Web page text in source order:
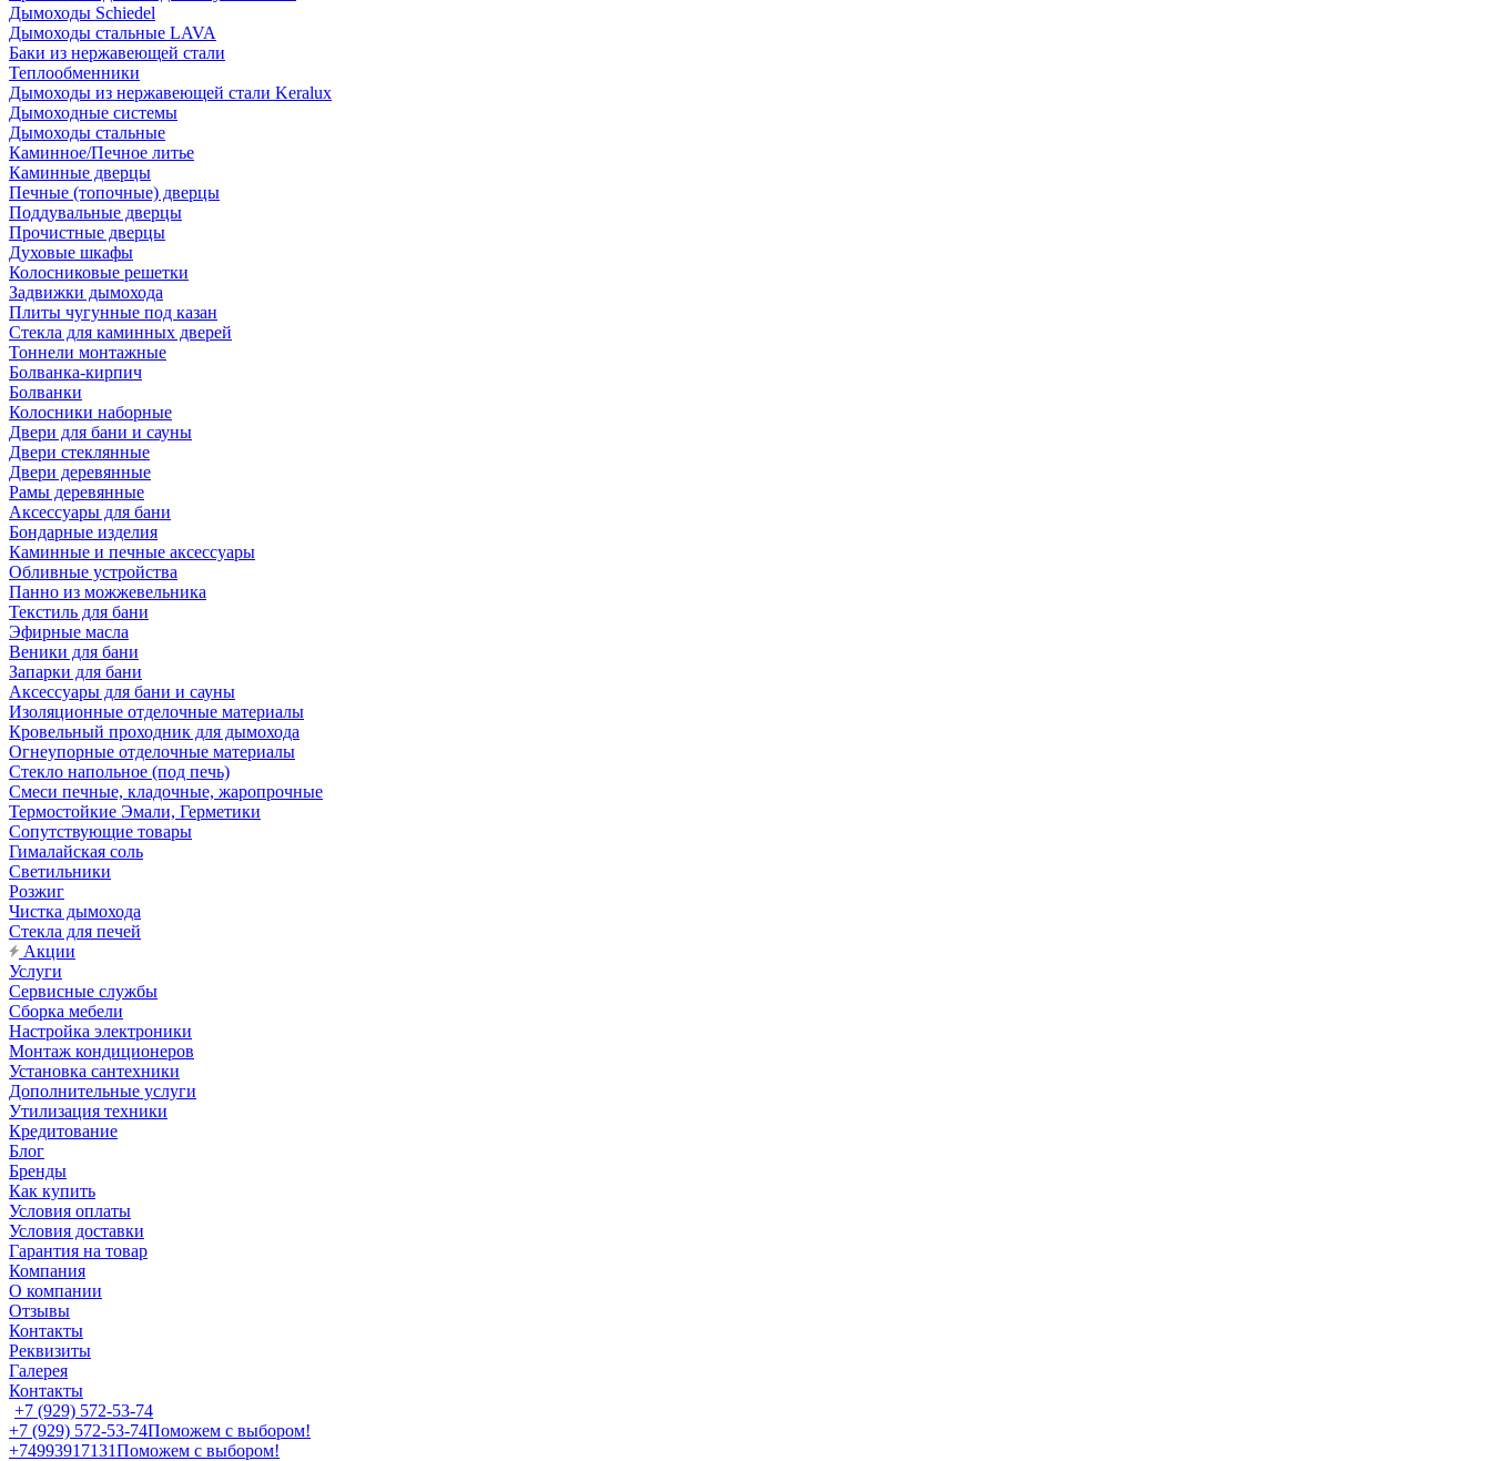
Дымоходы Schiedel
Дымоходы стальные LAVA
Баки из нержавеющей стали
Теплообменники
Дымоходы из нержавеющей стали Keralux
Дымоходные системы
Дымоходы стальные
Каминное/Печное литье
Каминные дверцы
Печные (топочные) дверцы
Поддувальные дверцы
Прочистные дверцы
Духовые шкафы
Колосниковые решетки
Задвижки дымохода
Плиты чугунные под казан
Стекла для каминных дверей
Тоннели монтажные
Болванка-кирпич
Болванки
Колосники наборные
Двери для бани и сауны
Двери стеклянные
Двери деревянные
Рамы деревянные
Аксессуары для бани
Бондарные изделия
Каминные и печные аксессуары
Обливные устройства
Панно из можжевельника
Текстиль для бани
Эфирные масла
Веники для бани
Запарки для бани
Аксессуары для бани и сауны
Изоляционные отделочные материалы
Кровельный проходник для дымохода
Огнеупорные отделочные материалы
Стекло напольное (под печь)
Смеси печные, кладочные, жаропрочные
Термостойкие Эмали, Герметики
Сопутствующие товары
Гималайская соль
Светильники
Розжиг
Чистка дымохода
Стекла для печей
Акции
Услуги
Сервисные службы
Сборка мебели
Настройка электроники
Монтаж кондиционеров
Установка сантехники
Дополнительные услуги
Утилизация техники
Кредитование
Блог
Бренды
Как купить
Условия оплаты
Условия доставки
Гарантия на товар
Компания
О компании
Отзывы
Контакты
Реквизиты
Галерея
Контакты
+7 (929) 572-53-74
+7 (929) 572-53-74Поможем с выбором!
+74993917131Поможем с выбором!